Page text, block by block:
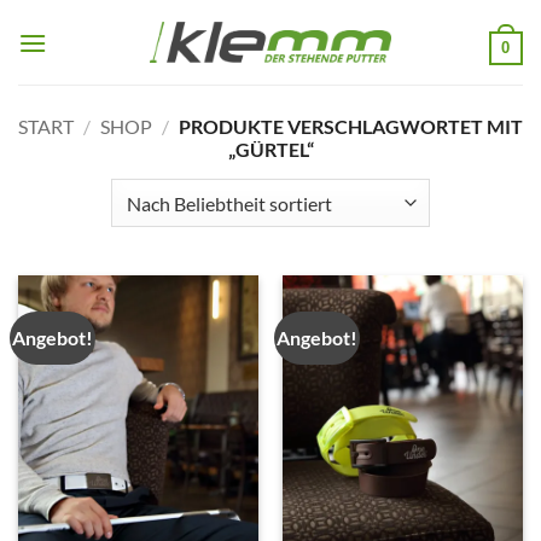
Inhalt
0
START / SHOP / PRODUKTE VERSCHLAGWORTET MIT
„GÜRTEL“
Angebot! Angebot!